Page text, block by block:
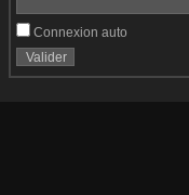
Connexion auto